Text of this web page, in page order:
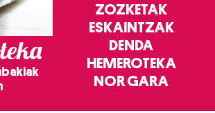
ZOZKETAK
ESKAINTZAK
DENDA
HEMEROTEKA
NOR GARA